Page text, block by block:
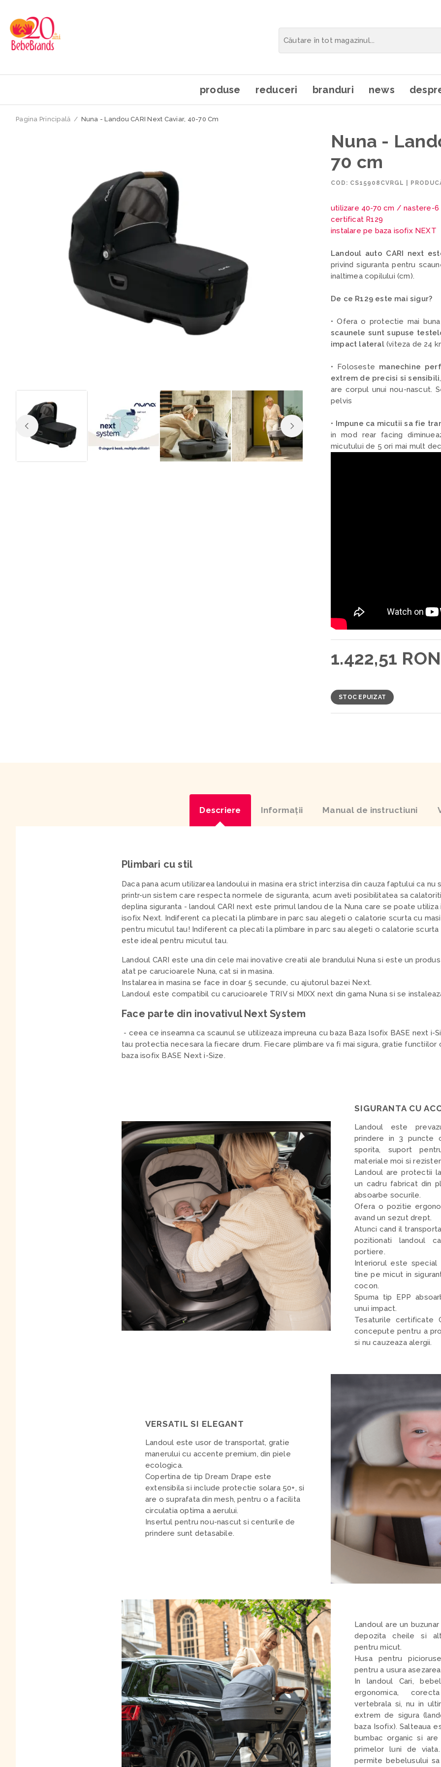
produse reduceri branduri news
Pagina Principală / Nuna - Landou CARI Next Caviar, 40-70 Cm
Nuna -
70 cm
COD: CS15908CVRGL
utilizare 40-70 cm /nastere-6
certificat R129
instalare pe baza isofix NEXT
Landoul auto CARI next
privind siguranta pentru
inaltimea copilului (cm).
De ce R129 este mai sigur?
• Ofera o protectie mai
scaunele sunt supuse
impact lateral(viteza de 24
• Foloseste manechine
extrem de precisi si sensibili,
are corpul unui nou-nascut.
pelvis
• Impune ca micutii sa fie
in mod rear facing
micutului de 5 ori mai mult
1.422,51 RON
STOC EPUIZAT
Descriere Informaţii Manual de instructiuni
Plimbari cu stil
Daca pana acum utilizarea landoului in masina era strict interzisa din cauza faptului ca nu
printr-un sistem care respecta normele de siguranta, acum aveti posibilitatea sa
deplina siguranta - landoul CARI next este primul landou de la Nuna care se poate utiliza
isofix Next. Indiferent ca plecati la plimbare in parc sau alegeti o calatorie scurta cu
pentru micutul tau! Indiferent ca plecati la plimbare in parc sau alegeti o calatorie scurta
este ideal pentru micutul tau.
Landoul CARI este una din cele mai inovative creatii ale brandului Nuna si este un
atat pe carucioarele Nuna, cat si in masina.
Instalarea in masina se face in doar 5 secunde, cu ajutorul bazei Next.
Landoul este compatibil cu carucioarele TRIV si MIXX next din gama Nuna si se
Face parte din inovativul Next System
- ceea ce inseamna ca scaunul se utilizeaza impreuna cu baza Baza Isofix BASE next i-
tau protectia necesara la fiecare drum. Fiecare plimbare va fi mai sigura, gratie
baza isofix BASE Next i-Size.
SIGURANTA CU
Landoul este
prindere in 3 puncte
sporita, suport
materiale moi si
Landoul are protectii
un cadru fabricat din
absoarbe socurile.
Ofera o pozitie
avand un sezut drept.
Atunci cand il
pozitionati landoul
portiere.
Interiorul este
tine pe micut in
cocon.
Spuma tip EPP
unui impact.
Tesaturile certificate
concepute pentru a
si nu cauzeaza alergii.
VERSATIL SI ELEGANT
Landoul este usor de transportat, gratie
manerului cu accente premium, din piele
ecologica.
Copertina de tip Dream Drape este
extensibila si include protectie solara 50+, si
are o suprafata din mesh, pentru o a facilita
circulatia optima a aerului.
Insertul pentru nou-nascut si centurile de
prindere sunt detasabile.
Landoul are un
depozita cheile si
pentru micut.
Husa pentru
pentru a usura
In landoul Cari,
ergonomica,
vertebrala si, nu in
extrem de sigura
baza Isofix). Salteaua
bumbac organic si
primelor luni de viata.
permite bebelusului